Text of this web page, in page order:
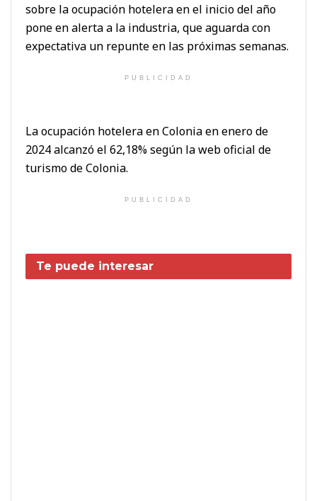
sobre la ocupación hotelera en el inicio del año
pone en alerta a la industria, que aguarda con
expectativa un repunte en las próximas semanas.
PUBLICIDAD
La ocupación hotelera en Colonia en enero de
2024 alcanzó el 62,18% según la web oficial de
turismo de Colonia.
PUBLICIDAD
Te puede interesar